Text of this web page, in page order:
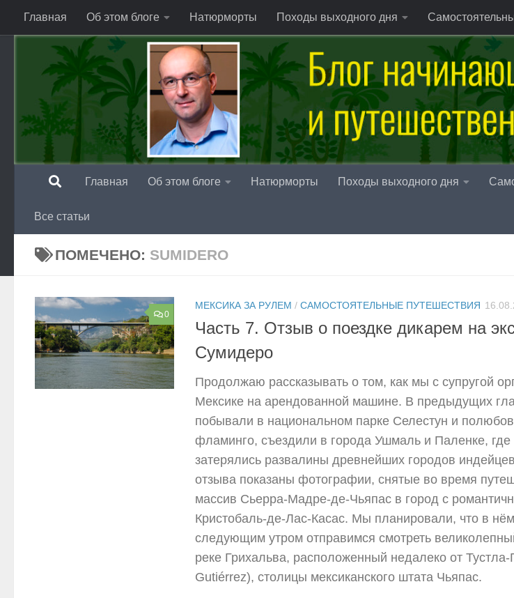
Перейти к содержимому
Главная Об этом блоге Натюрморты Походы выходного дня
Главная Об этом блоге Натюрморты Походы выходного дня
Все статьи
ПОМЕЧЕНО: SUMIDERO
0
МЕКСИКА ЗА РУЛЕМ / САМОСТОЯТЕЛЬНЫЕ ПУТЕШЕСТВИЯ
Часть 7. Отзыв о поездке дикарем на
Сумидеро
Продолжаю рассказывать о том, как мы с супругой
Мексике на арендованной машине. В предыдущих
побывали в национальном парке Селестун и
фламинго, съездили в города Ушмаль и Паленке, где
затерялись развалины древнейших городов
отзыва показаны фотографии, снятые во время
массив Сьерра-Мадре-де-Чьяпас в город с
Кристобаль-де-Лас-Касас. Мы планировали, что в
следующим утром отправимся смотреть
реке Грихальва, расположенный недалеко от Тустла-
Gutiérrez), столицы мексиканского штата Чьяпас.